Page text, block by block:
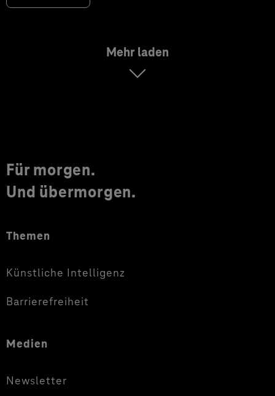
Mehr laden
Für morgen.
Und übermorgen.
Themen
Künstliche Intelligenz
Barrierefreiheit
Medien
Newsletter